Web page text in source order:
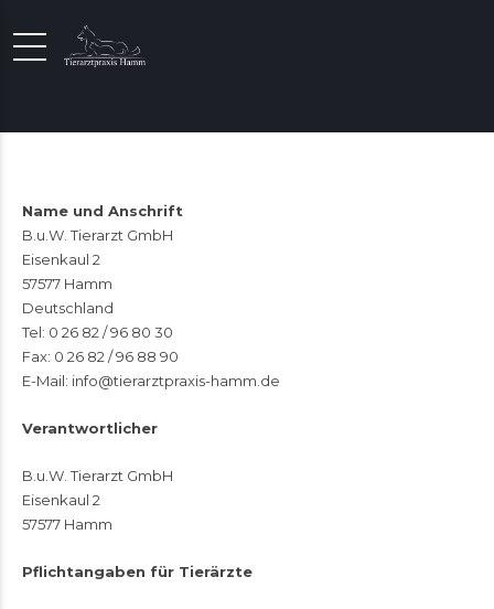
Name und Anschrift
B.u.W. Tierarzt GmbH
Eisenkaul 2
57577 Hamm
Deutschland
Tel: 0 26 82 / 96 80 30
Fax: 0 26 82 / 96 88 90
E-Mail: info@tierarztpraxis-hamm.de
Verantwortlicher
B.u.W. Tierarzt GmbH
Eisenkaul 2
57577 Hamm
Pflichtangaben für Tierärzte